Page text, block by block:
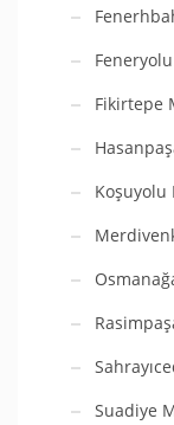
Fikirtepe
Suadiye